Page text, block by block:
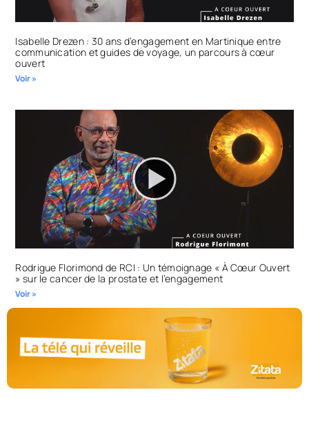
Isabelle Drezen : 30 ans d’engagement en Martinique entre
communication et guides de voyage, un parcours à cœur
ouvert
Voir »
Rodrigue Florimond de RCI : Un témoignage « À Cœur Ouvert
» sur le cancer de la prostate et l’engagement
Voir »